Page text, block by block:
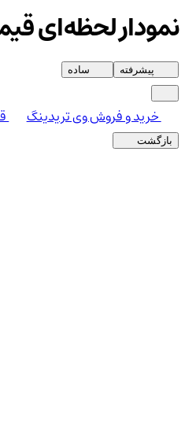
نمودار لحظه‌ای
پیشرفته ساده
خرید و فروش وی تریدینگ
بازگشت